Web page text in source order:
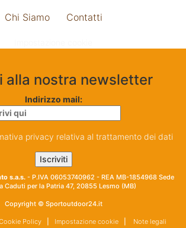
Chi Siamo Contatti
alla nostra newsletter
Indirizzo mail:
privacy relativa al trattamento dei dati
s.a.s. - P.IVA 06053740962 - REA MB-1854968 Sede
Caduti per la Patria 47, 20855 Lesmo (MB)
Copyright © Sportoutdoor24.it
Policy| Impostazione cookie| Note legali